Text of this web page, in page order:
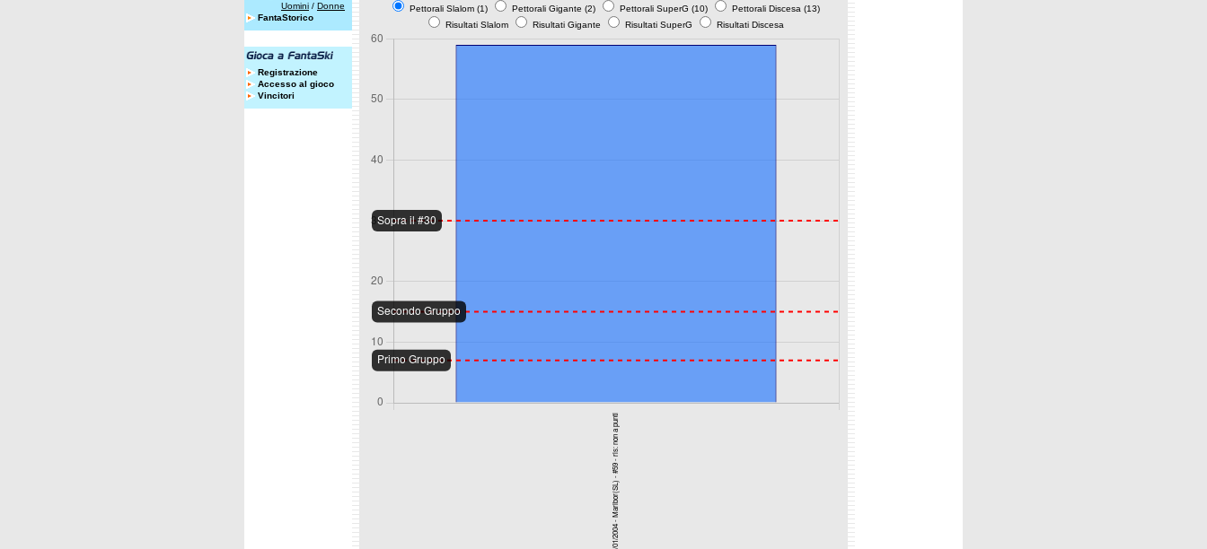
Uomini / Donne
FantaStorico
Registrazione
Accesso al gioco
Vincitori
Pettorali Slalom (1) Pettorali Gigante (2) Pettorali SuperG (10)
Pettorali Discesa (13)
Risultati Slalom
Risultati Gigante Risultati SuperG Risultati Discesa